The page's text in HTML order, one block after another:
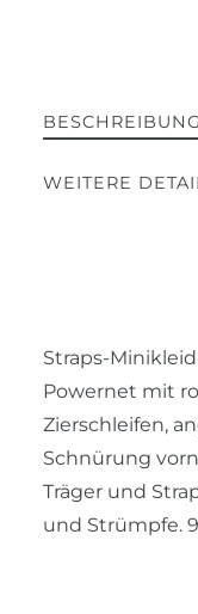
BESCHREIBUNG
WEITERE
Straps-
Powernet mit
Zierschleifen,
Schnürung
Träger und
und Strümpfe.